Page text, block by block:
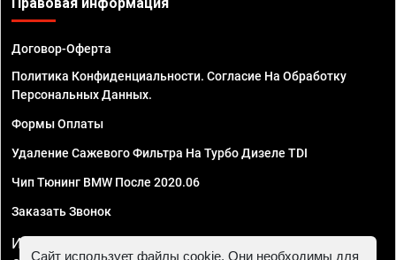
Договор-Оферта
Политика Конфиденциальности. Согласие На Обработку
Персональных Данных.
Формы Оплаты
Удаление Сажевого Фильтра На Турбо Дизеле TDI
Чип Тюнинг BMW После 2020.06
Заказать Звонок
ИП Смирнов Георгий Павлович. ИНН 781302555843,
Сайт использует файлы cookie. Они необходимы для